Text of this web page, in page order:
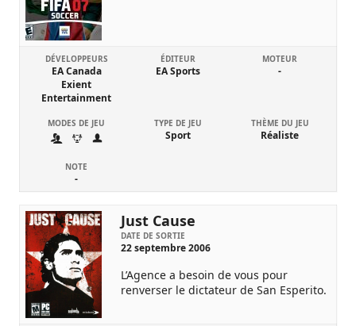
DÉVELOPPEURS
EA Canada
Exient
Entertainment
ÉDITEUR
EA Sports
MOTEUR
-
MODES DE JEU TYPE DE JEU
Sport
THÈME DU JEU
Réaliste
NOTE
-
Just Cause
DATE DE SORTIE
22 septembre 2006
L’Agence a besoin de vous pour
renverser le dictateur de San Esperito.